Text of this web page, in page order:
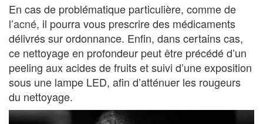
En cas de problématique particulière, comme de
l’acné, il pourra vous prescrire des médicaments
délivrés sur ordonnance. Enfin, dans certains cas,
ce nettoyage en profondeur peut être précédé d’un
peeling aux acides de fruits et suivi d’une exposition
sous une lampe LED, afin d’atténuer les rougeurs
du nettoyage.